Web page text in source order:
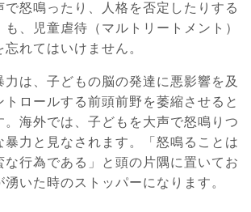
で怒鳴ったり、人格を否定したりする
も、児童虐待（マルトリートメント）
れてはいけません。
は、子どもの脳の発達に悪影響を及
ロールする前頭前野を萎縮させると
。海外では、子どもを大声で怒鳴りつ
暴力と見なされます。「怒鳴ることは
な行為である」と頭の片隅に置いてお
湧いた時のストッパーになります。